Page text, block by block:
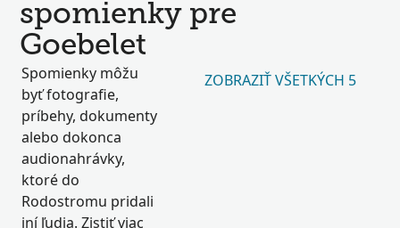
spomienky pre
Goebelet
Spomienky môžu
byť fotografie,
príbehy, dokumenty
alebo dokonca
audionahrávky,
ktoré do
Rodostromu pridali
iní ľudia. Zistiť viac
ZOBRAZIŤ VŠETKÝCH 5